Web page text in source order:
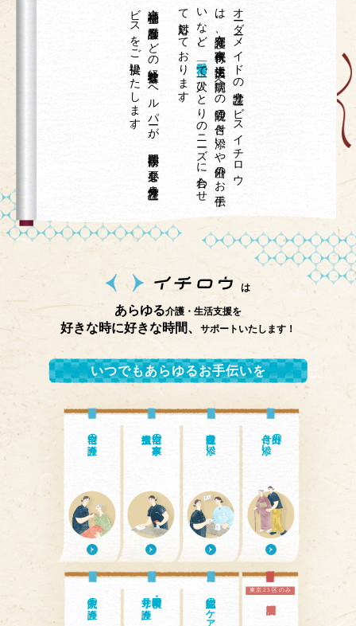
オ
ーダ
ーメ
イ
ド
の
介護サ
ービ
ス
イ
チ
ロ
ウ
は
、
在宅介護、
家事代行、
生活支援、
病院へ
の
通院の
付き
添い
や
外出の
お
手伝
い
な
ど
、
で
一人ひ
と
り
の
ニ
ーズ
に
合わ
せ
て
対応し
て
お
り
ま
す
。
介護福祉士や
看護師な
ど
の
経験豊富な
ヘ
ル
パ
ーが
、
専門技術が
必要な
身体介護サ
ー
ビ
ス
を
ご
提供い
た
し
ま
す
。
は
あらゆる介護・生活支援を
好きな時に好きな時間、 サポートいたします！
いつでもあらゆるお手伝いを
自宅の介護 自宅の家事・ 通院付き添い 外出の
付き添い
入院中の介護 日中・夜間の
見守り介護 認知症のケア
東京23区のみ